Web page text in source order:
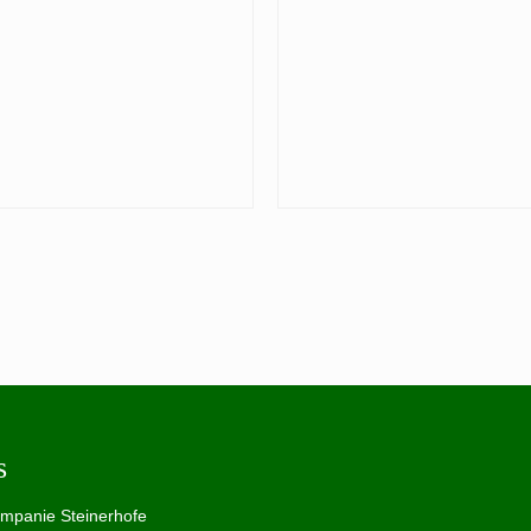
Steinerhofe